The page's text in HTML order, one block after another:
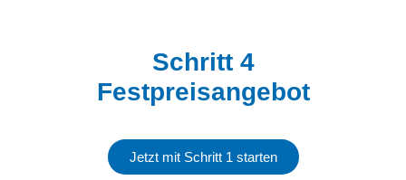
Schritt 4
Festpreisangebot
Jetzt mit Schritt 1 starten